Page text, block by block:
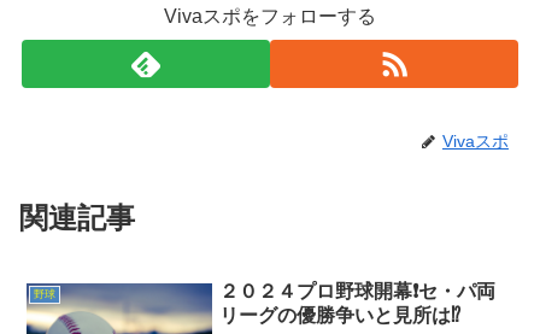
Vivaスポをフォローする
Vivaスポ
関連記事
野球
２０２４プロ野球開幕❗セ・パ両
リーグの優勝争いと見所は⁉️